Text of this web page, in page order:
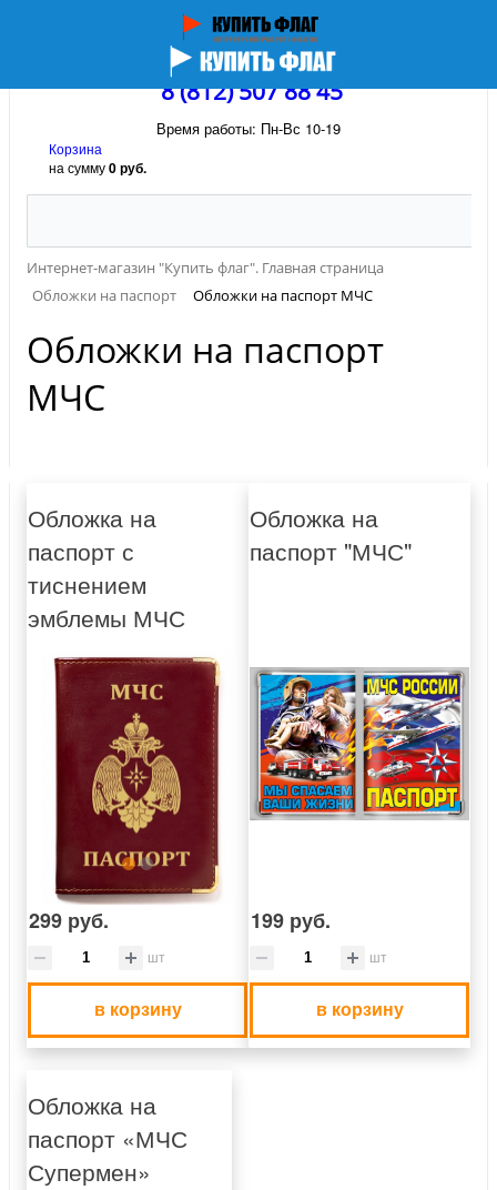
8 (812) 507 88 45
Время работы: Пн-Вс 10-19
Корзина
на сумму0 руб.
Интернет-магазин "Купить флаг". Главная страница
Обложки на паспорт
Обложки на паспорт МЧС
Обложки на паспорт
МЧС
Обложка на
паспорт с
тиснением
эмблемы МЧС
299 руб.
шт
в корзину
Обложка на
паспорт "МЧС"
199 руб.
шт
в корзину
Обложка на
паспорт «МЧС
Супермен»